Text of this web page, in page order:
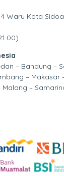
Waru Kota
– Bandung –
– Makasar
–